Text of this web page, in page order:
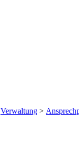
Verwaltung >